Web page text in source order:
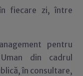
fiecare zi, între
pentru
din cadrul
în consultare,